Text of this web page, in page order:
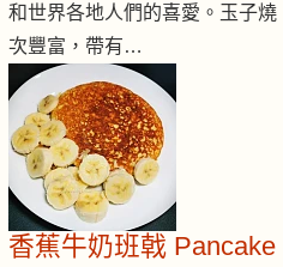
和世界各地人們的喜愛。玉子
次豐富，帶有…
香蕉牛奶班戟 Pancake